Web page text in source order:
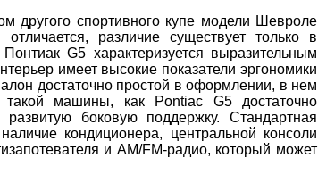
другого спортивного купе модели Шевроле
различие существует только в
G5 характеризуется выразительным
имеет высокие показатели эргономики
достаточно простой в оформлении, в нем
такой машины, как Pontiac G5 достаточно
боковую поддержку. Стандартная
кондиционера, центральной консоли
и AM/FM-радио, который может